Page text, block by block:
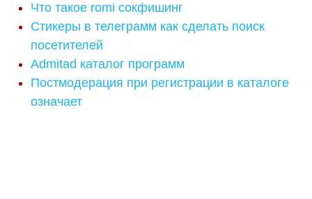
Что такое romi сокфишинг
Стикеры в телеграмм как сделать поиск
посетителей
Admitad каталог программ
Постмодерация при регистрации в каталоге
означает